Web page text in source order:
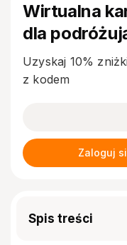
Wirtualna
dla
Uzyskaj 10%
z kodem
Zaloguj
Spis treści